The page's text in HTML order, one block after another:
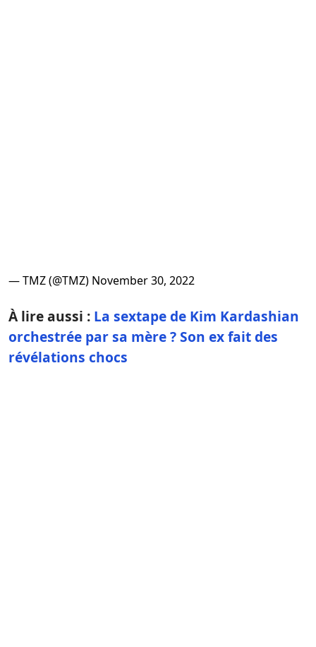
— TMZ (@TMZ) November 30, 2022
À lire aussi : La sextape de Kim Kardashian
orchestrée par sa mère ? Son ex fait des
révélations chocs